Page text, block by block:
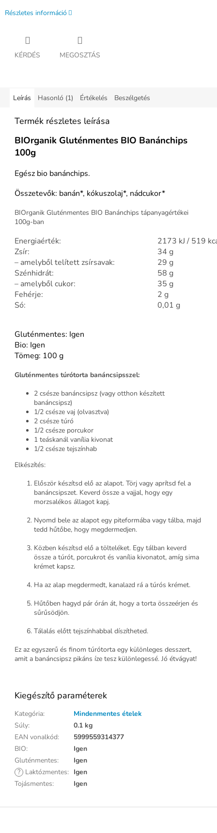
Részletes információ
KÉRDÉS MEGOSZTÁS
Leírás Hasonló (1) Értékelés Beszélgetés
Termék részletes leírása
BIOrganik Gluténmentes BIO Banánchips
100g
Egész bio banánchips.
Összetevők: banán*, kókuszolaj*, nádcukor*
BIOrganik Gluténmentes BIO Banánchips tápanyagértékei
100g-ban
Energiaérték:
2173 kJ / 519
Zsír:
34 g
– amelyből telített zsírsavak:
29 g
Szénhidrát:
58 g
– amelyből cukor:
35 g
Fehérje:
2 g
Só:
0,01 g
Gluténmentes: Igen
Bio: Igen
Tömeg: 100 g
Gluténmentes túrótorta banáncsipsszel:
2 csésze banáncsipsz (vagy otthon készített
banáncsipsz)
1/2 csésze vaj (olvasztva)
2 csésze túró
1/2 csésze porcukor
1 teáskanál vanília kivonat
1/2 csésze tejszínhab
Elkészítés:
Először készítsd elő az alapot. Törj vagy aprítsd fel a
banáncsipszet. Keverd össze a vajjal, hogy egy
morzsalékos állagot kapj.
Nyomd bele az alapot egy piteformába vagy tálba, majd
tedd hűtőbe, hogy megdermedjen.
Közben készítsd elő a tölteléket. Egy tálban keverd
össze a túrót, porcukrot és vanília kivonatot, amíg sima
krémet kapsz.
Ha az alap megdermedt, kanalazd rá a túrós krémet.
Hűtőben hagyd pár órán át, hogy a torta összeérjen és
sűrűsödjön.
Tálalás előtt tejszínhabbal díszítheted.
Ez az egyszerű és finom túrótorta egy különleges desszert,
amit a banáncsipsz pikáns íze tesz különlegessé. Jó étvágyat!
Kiegészítő paraméterek
Kategória:
Mindenmentes ételek
Súly:
0.1 kg
EAN vonalkód:
5999559314377
BIO:
Igen
Gluténmentes:
Igen
? Laktózmentes: Igen
Tojásmentes: Igen
L